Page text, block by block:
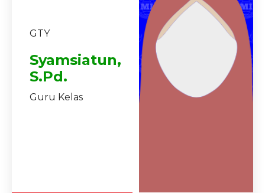
GTY
Syamsiatun,
S.Pd.
Guru Kelas